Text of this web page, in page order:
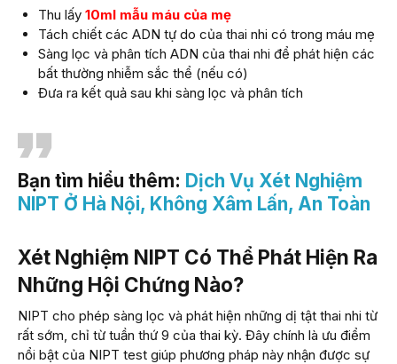
Thu lấy10ml mẫu máu của mẹ
Tách chiết các ADN tự do của thai nhi có trong máu mẹ
Sàng lọc và phân tích ADN của thai nhi để phát hiện các
bất thường nhiễm sắc thể (nếu có)
Đưa ra kết quả sau khi sàng lọc và phân tích
Bạn tìm hiểu thêm: Dịch Vụ Xét Nghiệm
NIPT Ở Hà Nội, Không Xâm Lấn, An Toàn
Xét Nghiệm NIPT Có Thể Phát Hiện Ra
Những Hội Chứng Nào?
NIPT cho phép sàng lọc và phát hiện những dị tật thai nhi từ
rất sớm, chỉ từ tuần thứ 9 của thai kỳ. Đây chính là ưu điểm
nổi bật của NIPT test giúp phương pháp này nhận được sự